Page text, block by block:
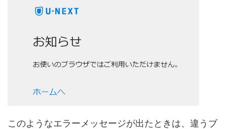
このようなエラーメッセージが出たときは、違うブ